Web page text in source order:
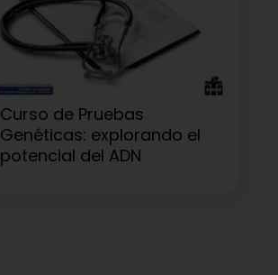
Curso de Pruebas
Genéticas: explorando el
potencial del ADN